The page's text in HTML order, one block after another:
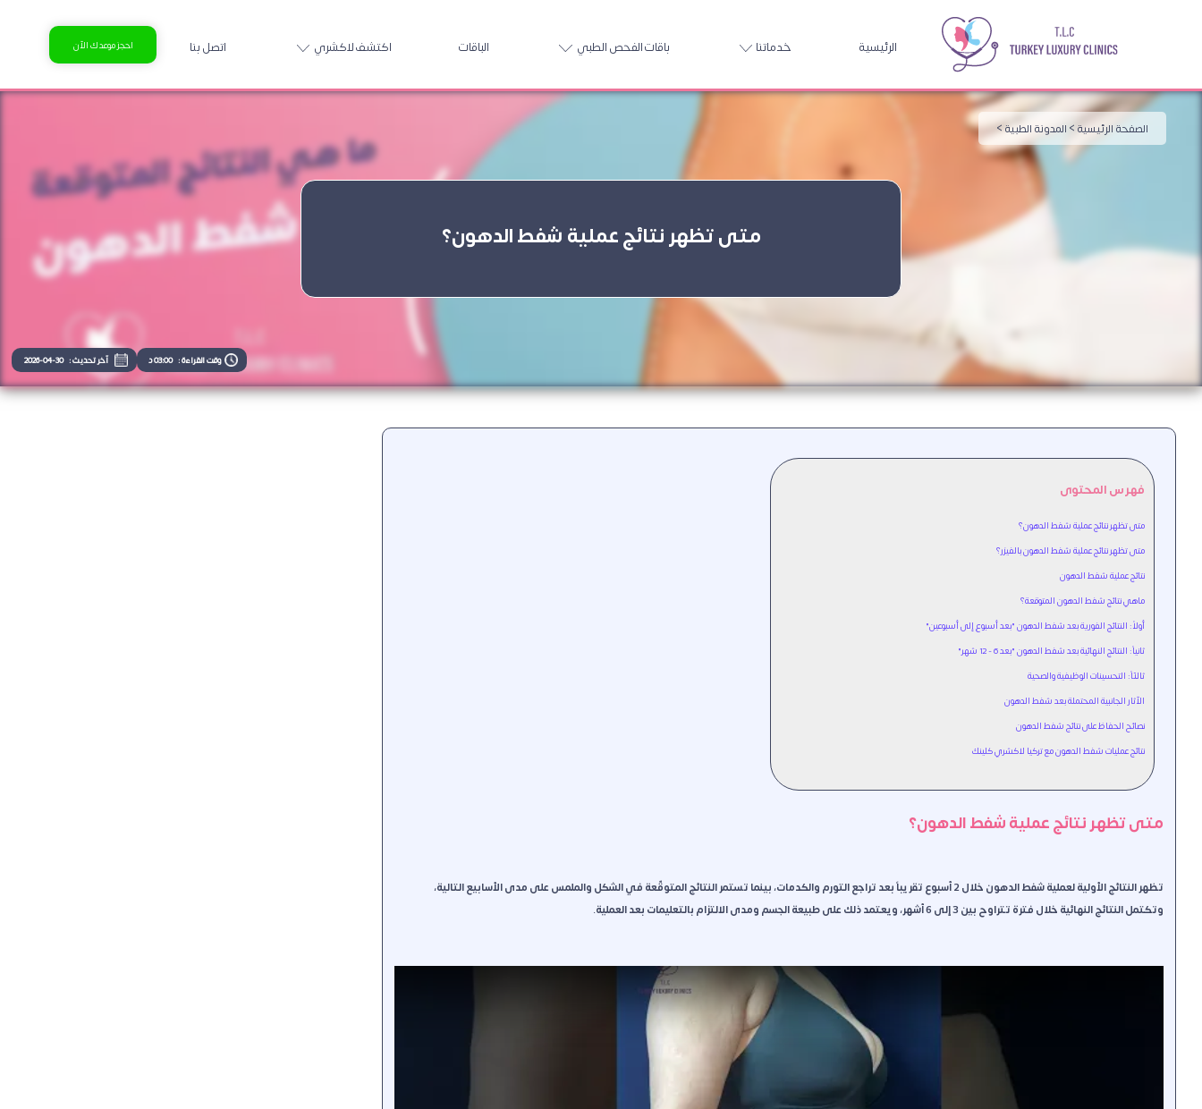
الرئيسية خدماتنا باقات الفحص الطبي الباقات اكتشف لاكشري اتصل بنا احجز موعدك الآن
متى تظهر نتائج عملية شفط الدهون؟
الصفحة الرئيسية >المدونة الطبية >
وقت القراءة : 03:00 د آخر تحديث : 2026-04-30
فهرس المحتوى
متى تظهر نتائج عملية شفط الدهون؟
متى تظهر نتائج عملية شفط الدهون بالفيزر؟
نتائج عملية شفط الدهون
ماهي نتائج شفط الدهون المتوقعة؟
أولاً: النتائج الفورية بعد شفط الدهون "بعد أسبوع إلى أسبوعين"
ثانياً: النتائج النهائية بعد شفط الدهون "بعد 6 - 12 شهر"
ثالثاً: التحسينات الوظيفية والصحية
الآثار الجانبية المحتملة بعد شفط الدهون
نصائح الحفاظ على نتائج شفط الدهون
نتائج عمليات شفط الدهون مع تركيا لاكشري كلينك
متى تظهر نتائج عملية شفط الدهون؟
تظهر النتائج الأولية لعملية شفط الدهون خلال 2 أسبوع تقريباً بعد تراجع التورم والكدمات، بينما تستمر النتائج المتوقّعة في الشكل والملمس على مدى الأسابيع التالية،
وتكتمل النتائج النهائية خلال فترة تتراوح بين 3 إلى 6 أشهر، ويعتمد ذلك على طبيعة الجسم ومدى الالتزام بالتعليمات بعد العملية.